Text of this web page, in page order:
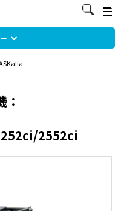
2552ci